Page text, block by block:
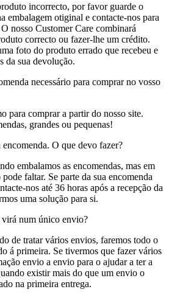
incorrecto, por favor guarde o
embalagem otiginal e contacte-nos para
nosso Customer Care combinará
correcto ou fazer-lhe um crédito.
foto do produto errado que recebeu e
da sua devolução.
necessário para comprar no vosso
para comprar a partir do nosso site.
grandes ou pequenas!
O que devo fazer?
embalamos as encomendas, mas em
faltar. Se parte da sua encomenda
nos até 36 horas após a recepção da
uma solução para si.
virá num único envio?
de tratar vários envios, faremos todo o
á primeira. Se tivermos que fazer vários
envio a envio para o ajudar a ter a
existir mais do que um envio o
na primeira entrega.